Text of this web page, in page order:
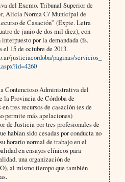
del Excmo. Tribunal Superior de
Alicia Norma C/ Municipal de
de Casación” (Expte. Letra
de junio de dos mil diez), con
por la demandada (fs.
15 de octubre de 2013.
justiciacordoba/paginas/servicios_
Contencioso Administrativa del
la Provincia de Córdoba de
tres recursos de casación (es de
permite más apelaciones)
de Justicia por tres profesionales de
habían sido cesadas por conducta no
horario normal de trabajo en el
en ensayos clínicos para
una organización de
al mismo tiempo que también